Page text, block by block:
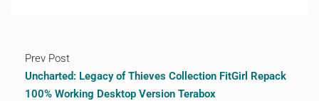
Prev Post
Uncharted: Legacy of Thieves Collection FitGirl Repack
100% Working Desktop Version Terabox